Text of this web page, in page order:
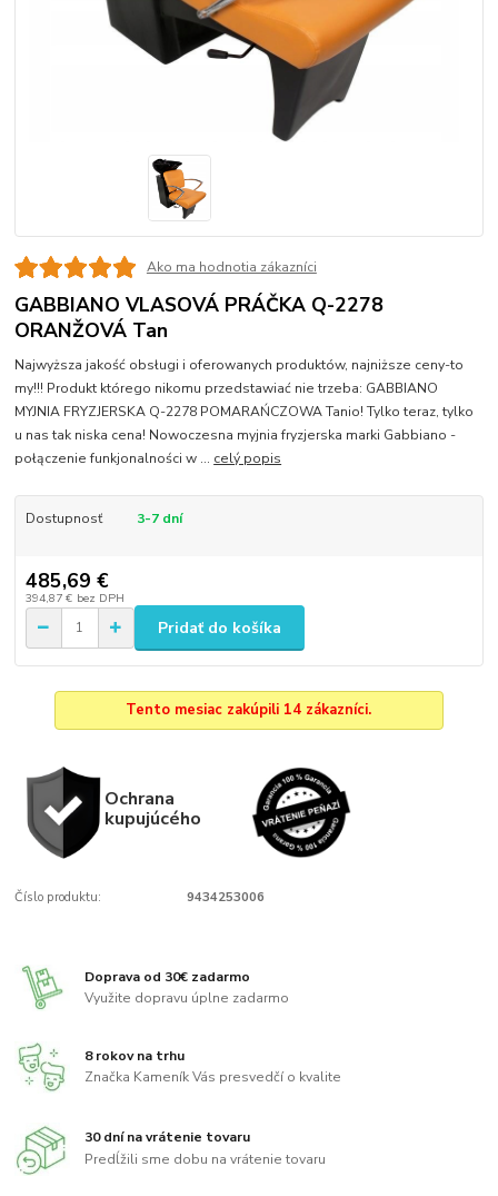
Ako ma hodnotia zákazníci
GABBIANO VLASOVÁ PRÁČKA Q-2278
ORANŽOVÁ Tan
Najwyższa jakość obsługi i oferowanych produktów, najniższe ceny-to
my!!! Produkt którego nikomu przedstawiać nie trzeba: GABBIANO
MYJNIA FRYZJERSKA Q-2278 POMARAŃCZOWA Tanio! Tylko teraz, tylko
u nas tak niska cena! Nowoczesna myjnia fryzjerska marki Gabbiano -
połączenie funkjonalności w ... celý popis
Dostupnosť 3-7 dní
485,69 €
394,87 € bez DPH
Pridať do košíka
Tento mesiac zakúpili 14 zákazníci.
Ochrana
kupujúcého
Číslo produktu: 9434253006
Doprava od 30€ zadarmo
Využite dopravu úplne zadarmo
8 rokov na trhu
Značka Kameník Vás presvedčí o kvalite
30 dní na vrátenie tovaru
Predĺžili sme dobu na vrátenie tovaru